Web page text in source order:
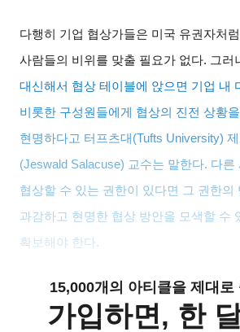
다행히 기업 협상가들은 미국 유권자처
사람들의 비위를 맞출 필요가 없다. 그러
대신해서 협상 테이블에 앉으면 기업 내
비롯한 구성원들에게 협상의 진전 상황을
현명하다고 터프츠대 (Tufts University)
(Jeswald Salacuse) 교수는 말한다. 다른
협상할 수 있는 권한이 있다면 그 권한의
과감하고 현명한 협상 방안을 모색할 수
확보해야 한다.
15,000개의 아티클을 제대로
가입하면, 한